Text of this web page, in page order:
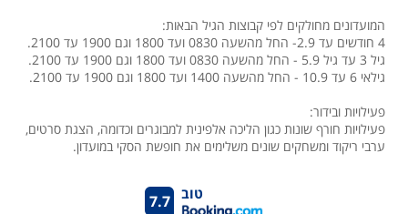
המועדונים מחולקים לפי קבוצות הגיל הבאות:
4 חודשים עד 2.9- החל מהשעה 0830 ועד 1800 וגם 1900 עד 2100.
גיל 3 עד גיל 5.9 - החל מהשעה 0830 ועד 1800 וגם 1900 עד 2100.
גילאי 6 עד 10.9 - החל מהשעה 1400 ועד 1800 וגם 1900 עד 2100.
פעילויות ובידור:
פעילויות חורף שונות כגון הליכה אלפינית למבוגרים וכדומה, הצגת סרטים,
ערבי ריקוד ומשחקים שונים משלימים את חופשת הסקי במועדון.
7.7 טוב